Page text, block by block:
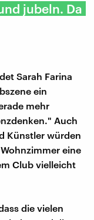
jubeln. Da
Sarah Farina
ein
mehr
Auch
Künstler würden
eine
Club vielleicht
die vielen